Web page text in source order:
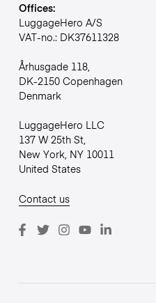
Offices:
LuggageHero A/S
VAT-no.: DK37611328
Århusgade 118,
DK-2150 Copenhagen
Denmark
LuggageHero LLC
137 W 25th St,
New York, NY 10011
United States
Contact us